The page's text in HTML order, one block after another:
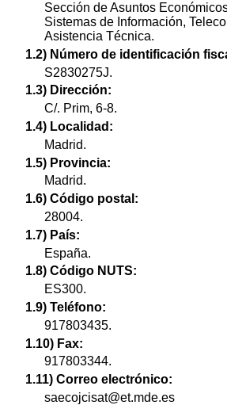
Sección de Asuntos
Sistemas de Información,
Asistencia Técnica.
1.2) Número de identificación
S2830275J.
1.3) Dirección:
C/. Prim, 6-8.
1.4) Localidad:
Madrid.
1.5) Provincia:
Madrid.
1.6) Código postal:
28004.
1.7) País:
España.
1.8) Código NUTS:
ES300.
1.9) Teléfono:
917803435.
1.10) Fax:
917803344.
1.11) Correo electrónico:
saecojcisat@et.mde.es